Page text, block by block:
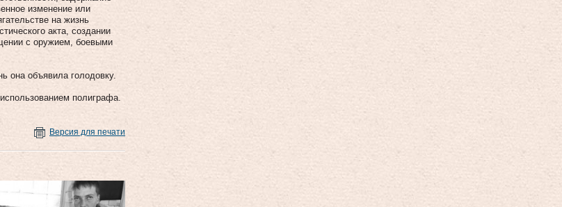
изменение или
на жизнь
акта, создании
с оружием, боевыми
она объявила голодовку.
полиграфа.
Версия для печати